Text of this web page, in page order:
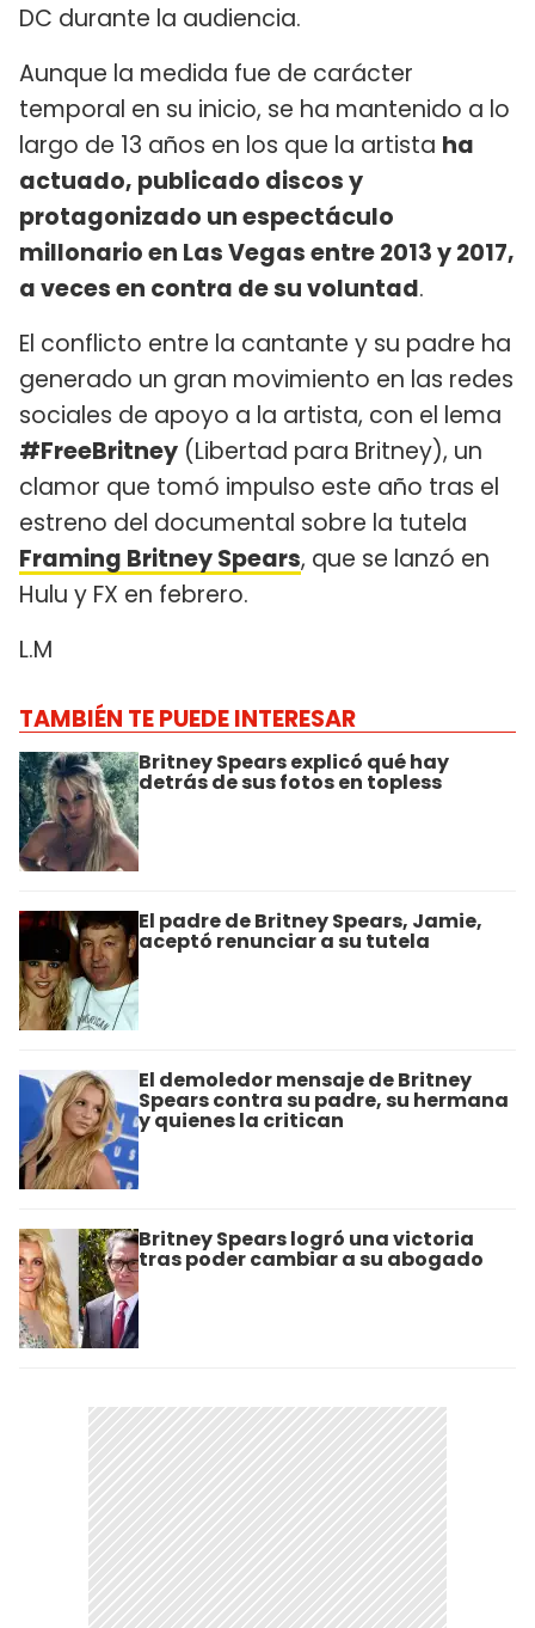
DC durante la audiencia.
Aunque la medida fue de carácter
temporal en su inicio, se ha mantenido a lo
largo de 13 años en los que la artista ha
actuado, publicado discos y
protagonizado un espectáculo
millonario en Las Vegas entre 2013 y 2017,
a veces en contra de su voluntad.
El conflicto entre la cantante y su padre ha
generado un gran movimiento en las redes
sociales de apoyo a la artista, con el lema
#FreeBritney (Libertad para Britney), un
clamor que tomó impulso este año tras el
estreno del documental sobre la tutela
Framing Britney Spears, que se lanzó en
Hulu y FX en febrero.
L.M
TAMBIÉN TE PUEDE INTERESAR
Britney Spears explicó qué hay
detrás de sus fotos en topless
El padre de Britney Spears, Jamie,
aceptó renunciar a su tutela
El demoledor mensaje de Britney
Spears contra su padre, su hermana
y quienes la critican
Britney Spears logró una victoria
tras poder cambiar a su abogado